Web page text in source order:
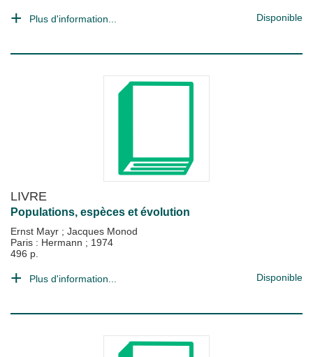
Plus d'information... Disponible
LIVRE
Populations, espèces et évolution
Ernst Mayr ; Jacques Monod
Paris : Hermann ; 1974
496 p.
Plus d'information... Disponible